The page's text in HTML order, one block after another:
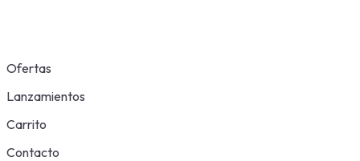
Ofertas
Lanzamientos
Carrito
Contacto